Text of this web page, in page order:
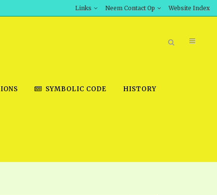
Links Neem Contact Op Website Index
DOWNLOAD
SYMBOLIC CODE HISTORY